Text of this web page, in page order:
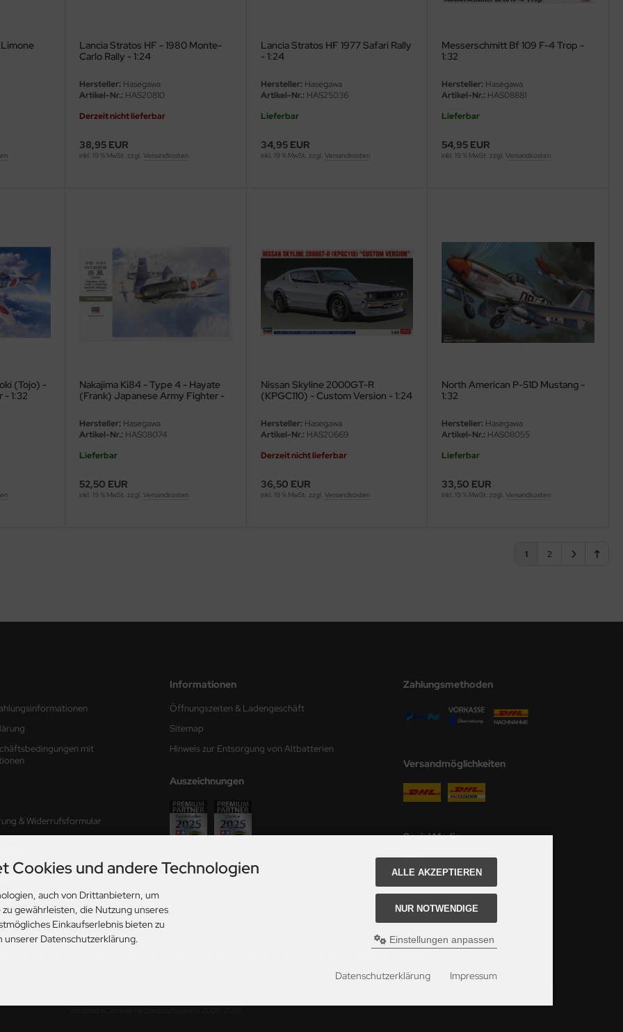
Lancia Stratos HF - 1980 Monte-
Carlo Rally - 1:24
Hersteller: Hasegawa
Artikel-Nr.: HAS20810
Derzeit nicht lieferbar
38,95 EUR
inkl. 19 % MwSt. zzgl.Versandkosten
Lancia Stratos HF 1977 Safari Rally
- 1:24
Hersteller: Hasegawa
Artikel-Nr.: HAS25036
Lieferbar
34,95 EUR
inkl. 19 % MwSt. zzgl. Versandkosten
Messerschmitt Bf 109 F-4 Trop -
1:32
Hersteller: Hasegawa
Artikel-Nr.: HAS08881
Lieferbar
54,95 EUR
inkl. 19 % MwSt. zzgl.Versandkosten
(Tojo) -
1:32
Nakajima Ki84 - Type 4 - Hayate
(Frank) Japanese Army Fighter -
Hersteller: Hasegawa
Artikel-Nr.: HAS08074
Lieferbar
52,50 EUR
inkl. 19 % MwSt. zzgl.Versandkosten
Nissan Skyline 2000GT-R
(KPGC110) - Custom Version - 1:24
Hersteller: Hasegawa
Artikel-Nr.: HAS20669
Derzeit nicht lieferbar
36,50 EUR
inkl. 19 % MwSt. zzgl. Versandkosten
North American P-51D Mustang -
1:32
Hersteller: Hasegawa
Artikel-Nr.: HAS08055
Lieferbar
33,50 EUR
inkl. 19 % MwSt. zzgl.Versandkosten
1 2
mit
& Widerrufsformular
Informationen
Öffnungszeiten & Ladengeschäft
Sitemap
Hinweis zur Entsorgung von Altbatterien
Auszeichnungen
Zahlungsmethoden
Versandmöglichkeiten
Social Media
Cookies und andere Technologien
auch von Drittanbietern, um
gewährleisten, die Nutzung unseres
Einkaufserlebnis bieten zu
unserer Datenschutzerklärung.
ALLE AKZEPTIEREN
NUR NOTWENDIGE
Einstellungen anpassen
Datenschutzerklärung Impressum